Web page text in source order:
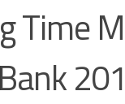
Time